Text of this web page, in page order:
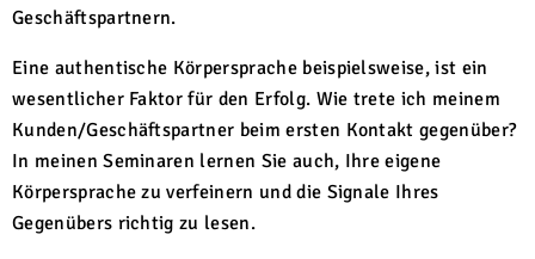
Geschäftspartnern.
Eine authentische Körpersprache beispielsweise, ist ein
wesentlicher Faktor für den Erfolg. Wie trete ich meinem
Kunden/Geschäftspartner beim ersten Kontakt gegenüber?
In meinen Seminaren lernen Sie auch, Ihre eigene
Körpersprache zu verfeinern und die Signale Ihres
Gegenübers richtig zu lesen.